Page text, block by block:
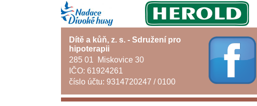
Dítě a kůň, z. s. - Sdružení pro
hipoterapii
285 01 Miskovice 30
IČO: 61924261
číslo účtu: 9314720247 / 0100